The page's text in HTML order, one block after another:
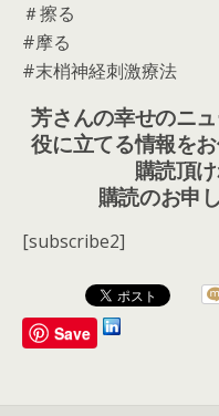
＃擦る
#摩る
#末梢神経刺激療法
芳さんの幸せのニ
役に立てる情報を
購読頂
購読のお申
[subscribe2]
Save